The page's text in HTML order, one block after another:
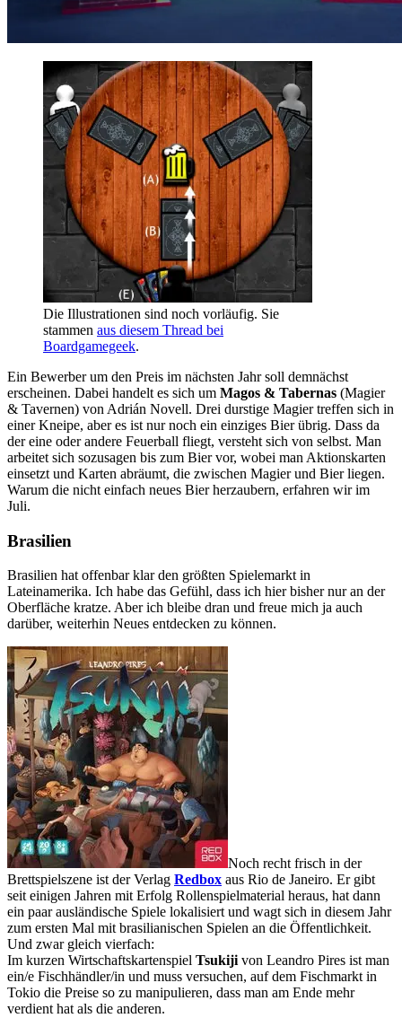
Die Illustrationen sind noch vorläufig. Sie
stammen aus diesem Thread bei
Boardgamegeek.
Ein Bewerber um den Preis im nächsten Jahr soll demnächst
erscheinen. Dabei handelt es sich um Magos & Tabernas (Magier
& Tavernen) von Adrián Novell. Drei durstige Magier treffen sich in
einer Kneipe, aber es ist nur noch ein einziges Bier übrig. Dass da
der eine oder andere Feuerball fliegt, versteht sich von selbst. Man
arbeitet sich sozusagen bis zum Bier vor, wobei man Aktionskarten
einsetzt und Karten abräumt, die zwischen Magier und Bier liegen.
Warum die nicht einfach neues Bier herzaubern, erfahren wir im
Juli.
Brasilien
Brasilien hat offenbar klar den größten Spielemarkt in
Lateinamerika. Ich habe das Gefühl, dass ich hier bisher nur an der
Oberfläche kratze. Aber ich bleibe dran und freue mich ja auch
darüber, weiterhin Neues entdecken zu können.
Noch recht frisch in der
Brettspielszene ist der Verlag Redbox aus Rio de Janeiro. Er gibt
seit einigen Jahren mit Erfolg Rollenspielmaterial heraus, hat dann
ein paar ausländische Spiele lokalisiert und wagt sich in diesem Jahr
zum ersten Mal mit brasilianischen Spielen an die Öffentlichkeit.
Und zwar gleich vierfach:
Im kurzen Wirtschaftskartenspiel Tsukiji von Leandro Pires ist man
ein/e Fischhändler/in und muss versuchen, auf dem Fischmarkt in
Tokio die Preise so zu manipulieren, dass man am Ende mehr
verdient hat als die anderen.